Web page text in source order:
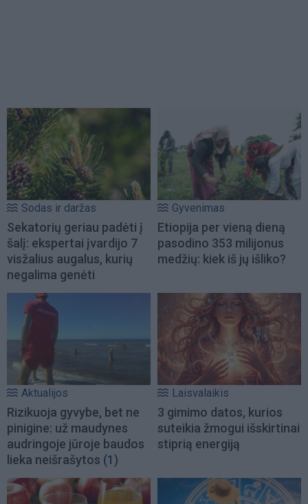
Sodas ir daržas
Sekatorių geriau padėti į
šalį: ekspertai įvardijo 7
visžalius augalus, kurių
negalima genėti
Gyvenimas
Etiopija per vieną dieną
pasodino 353 milijonus
medžių: kiek iš jų išliko?
Aktualijos
Rizikuoja gyvybe, bet ne
pinigine: už maudynes
audringoje jūroje baudos
lieka neišrašytos (1)
Laisvalaikis
3 gimimo datos, kurios
suteikia žmogui išskirtinai
stiprią energiją